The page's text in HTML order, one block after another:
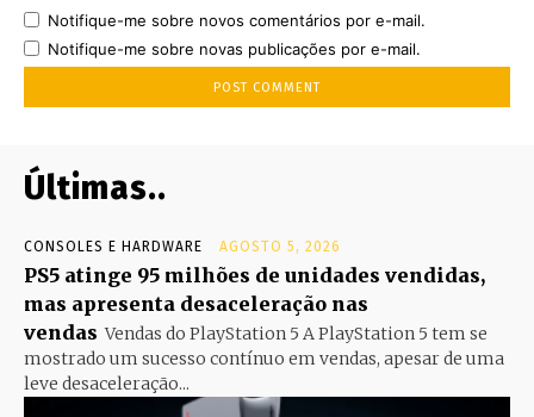
Notifique-me sobre novos comentários por e-mail.
Notifique-me sobre novas publicações por e-mail.
Últimas..
CONSOLES E HARDWARE AGOSTO 5, 2026
PS5 atinge 95 milhões de unidades vendidas,
mas apresenta desaceleração nas
vendas Vendas do PlayStation 5 A PlayStation 5 tem se
mostrado um sucesso contínuo em vendas, apesar de uma
leve desaceleração...